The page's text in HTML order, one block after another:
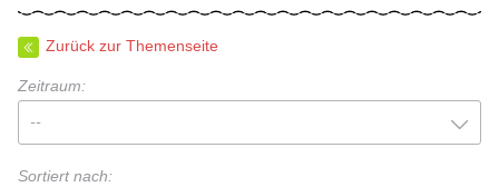
Zurück zur Themenseite
Zeitraum:
--
Sortiert nach: